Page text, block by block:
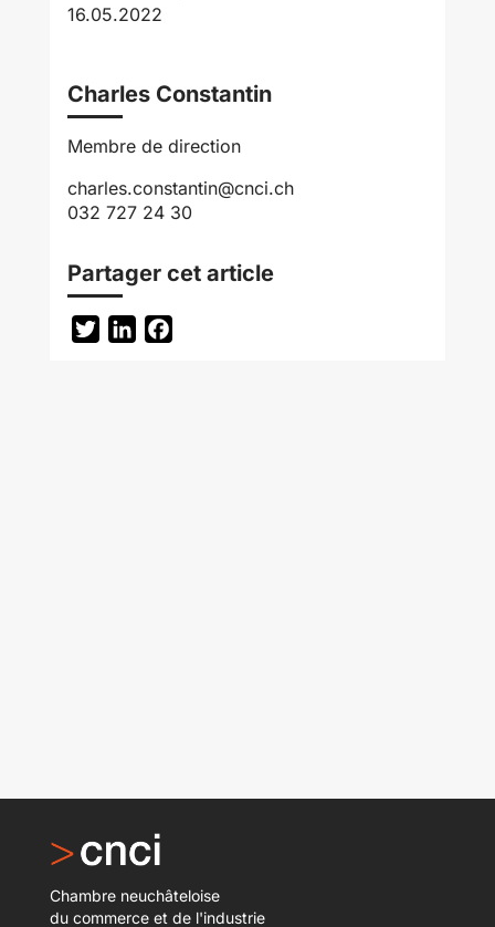
16.05.2022
Charles Constantin
Membre de direction
charles.constantin@cnci.ch
032 727 24 30
Partager cet article
TwitterLinkedIn
Chambre neuchâteloise
du commerce et de l'industrie